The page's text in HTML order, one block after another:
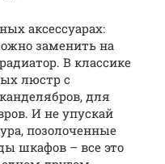
аксессуарах:
заменить на
В классике
люстр с
для
И не упускай
позолоченные
шкафов – все это